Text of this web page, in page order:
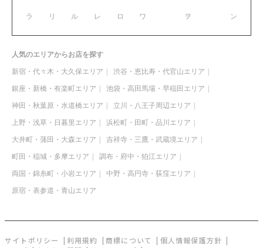
ラ リ ル レ ロ ワ ヲ ン
人気のエリアからお店を探す
新宿・代々木・大久保エリア 渋谷・恵比寿・代官山エリア
銀座・新橋・有楽町エリア 池袋・高田馬場・早稲田エリア
神田・秋葉原・水道橋エリア 立川・八王子周辺エリア
上野・浅草・日暮里エリア 浜松町・田町・品川エリア
大井町・蒲田・大森エリア 吉祥寺・三鷹・武蔵境エリア
町田・稲城・多摩エリア 調布・府中・狛江エリア
両国・錦糸町・小岩エリア 中野・高円寺・荻窪エリア
原宿・表参道・青山エリア
サイトポリシー 利用規約 商標について
個人情報保護方針